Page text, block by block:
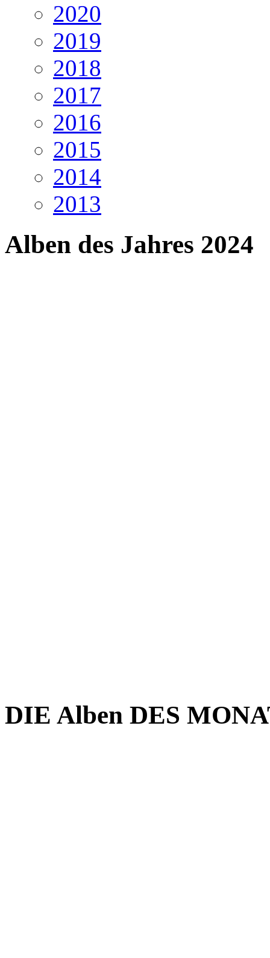
2020
2019
2018
2017
2016
2015
2014
2013
Alben des Jahres 2024
DIE Alben DES